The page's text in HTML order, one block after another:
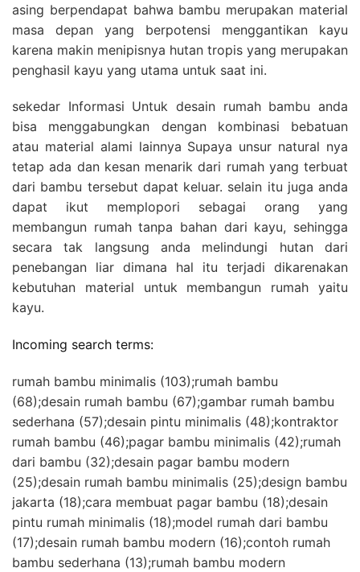
asing berpendapat bahwa bambu merupakan material
masa depan yang berpotensi menggantikan kayu
karena makin menipisnya hutan tropis yang merupakan
penghasil kayu yang utama untuk saat ini.
sekedar Informasi Untuk desain rumah bambu anda
bisa menggabungkan dengan kombinasi bebatuan
atau material alami lainnya Supaya unsur natural nya
tetap ada dan kesan menarik dari rumah yang terbuat
dari bambu tersebut dapat keluar. selain itu juga anda
dapat ikut memplopori sebagai orang yang
membangun rumah tanpa bahan dari kayu, sehingga
secara tak langsung anda melindungi hutan dari
penebangan liar dimana hal itu terjadi dikarenakan
kebutuhan material untuk membangun rumah yaitu
kayu.
Incoming search terms:
rumah bambu minimalis (103);rumah bambu
(68);desain rumah bambu (67);gambar rumah bambu
sederhana (57);desain pintu minimalis (48);kontraktor
rumah bambu (46);pagar bambu minimalis (42);rumah
dari bambu (32);desain pagar bambu modern
(25);desain rumah bambu minimalis (25);design bambu
jakarta (18);cara membuat pagar bambu (18);desain
pintu rumah minimalis (18);model rumah dari bambu
(17);desain rumah bambu modern (16);contoh rumah
bambu sederhana (13);rumah bambu modern